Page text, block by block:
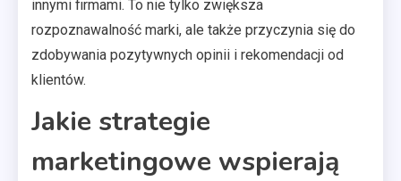
innymi firmami. To nie tylko zwiększa
rozpoznawalność marki, ale także przyczynia się do
zdobywania pozytywnych opinii i rekomendacji od
klientów.
Jakie strategie
marketingowe wspierają